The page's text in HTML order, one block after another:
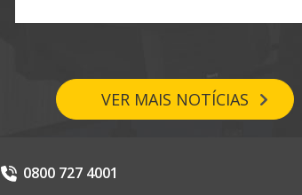
VER MAIS NOTÍCIAS
0800 727 4001